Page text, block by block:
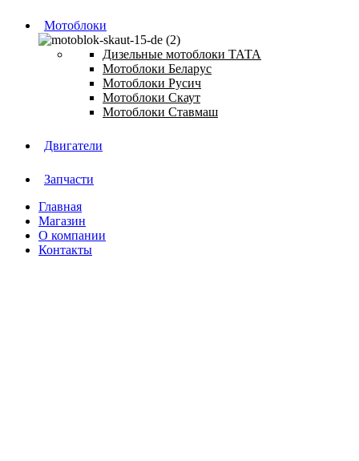
Мотоблоки
Дизельные мотоблоки ТАТА
Мотоблоки Беларус
Мотоблоки Русич
Мотоблоки Скаут
Мотоблоки Ставмаш
Двигатели
Запчасти
Главная
Магазин
О компании
Контакты